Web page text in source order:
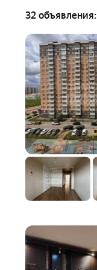
32 объявления: